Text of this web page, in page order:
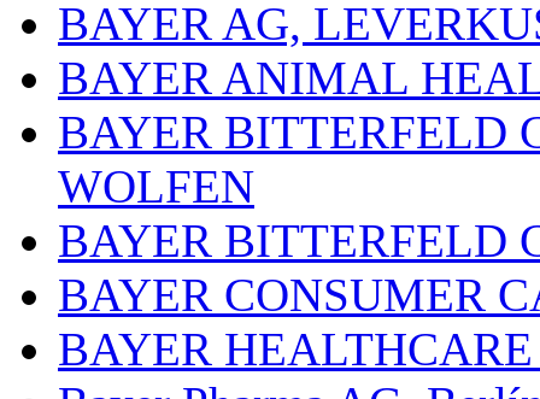
BAYER AG,
BAYER ANIMAL
BAYER BITTERFELD
WOLFEN
BAYER BITTERFELD
BAYER CONSUMER
BAYER